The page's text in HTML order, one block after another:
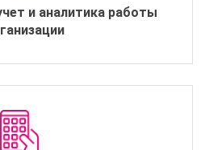
и аналитика работы